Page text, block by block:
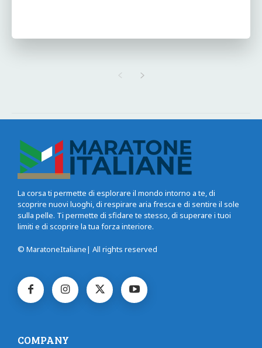
La corsa ti permette di esplorare il mondo intorno a te, di
scoprire nuovi luoghi, di respirare aria fresca e di sentire il sole
sulla pelle. Ti permette di sfidare te stesso, di superare i tuoi
limiti e di scoprire la tua forza interiore.
© MaratoneItaliane| All rights reserved
COMPANY